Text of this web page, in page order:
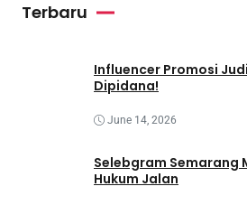
Terbaru
Influencer Promosi
Dipidana!
June 14, 2026
Selebgram Semarang
Hukum Jalan